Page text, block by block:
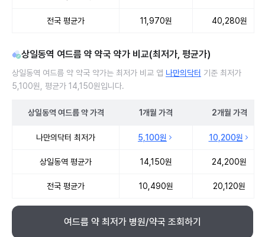
전국 평균가 11,970원 40,280원
상일동역 여드름 약 약국 약가 비교(최저가, 평균가)
상일동역 여드름 약 약국 약가는 최저가 비교 앱 나만의닥터 기준 최저가
5,100원, 평균가 14,150원입니다.
상일동역 여드름 약가격 1개월 가격 2개월 가격
나만의닥터 최저가 5,100원 10,200원
상일동역 평균가 14,150원 24,200원
전국 평균가 10,490원 20,120원
여드름 약 최저가 병원/약국 조회하기